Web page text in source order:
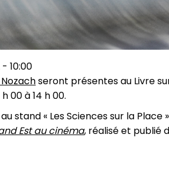
10:00
seront présentes au Livre
00 à 14 h 00.
stand « Les Sciences sur la Place
Est au cinéma, réalisé et publié